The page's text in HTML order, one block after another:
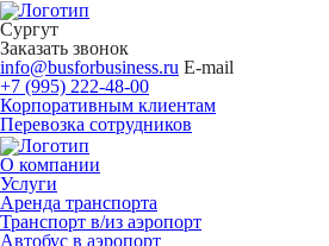
Сургут
Заказать звонок
info@busforbusiness.ru E-mail
+7 (995) 222-48-00
Корпоративным клиентам
Перевозка сотрудников
О компании
Услуги
Аренда транспорта
Транспорт в/из аэропорт
Автобус в аэропорт